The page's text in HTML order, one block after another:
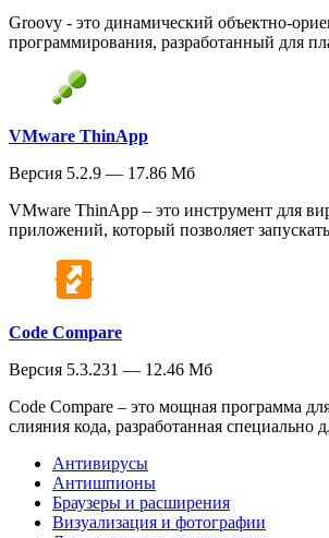
Groovy - это динамический объектно-
программирования, разработанный для
VMware ThinApp
Версия 5.2.9 — 17.86 Мб
VMware ThinApp – это инструмент для
приложений, который позволяет
Code Compare
Версия 5.3.231 — 12.46 Мб
Code Compare – это мощная программа
слияния кода, разработанная специально
Антивирусы
Антишпионы
Браузеры и расширения
Визуализация и фотографии